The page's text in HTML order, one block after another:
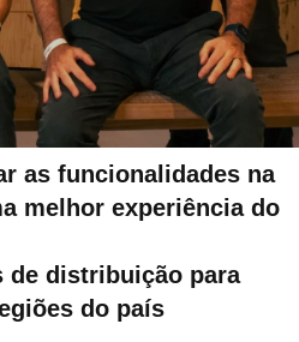
as funcionalidades na
melhor experiência do
de distribuição para
do país